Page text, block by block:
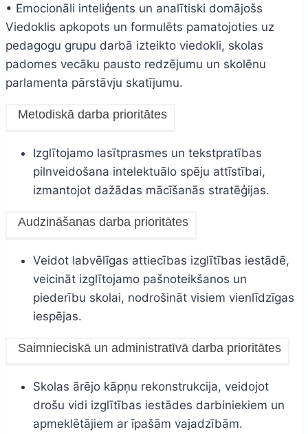
• Emocionāli inteliģents un analītiski domājošs
Viedoklis apkopots un formulēts pamatojoties uz
pedagogu grupu darbā izteikto viedokli, skolas
padomes vecāku pausto redzējumu un skolēnu
parlamenta pārstāvju skatījumu.
Metodiskā darba prioritātes
Izglītojamo lasītprasmes un tekstpratības
pilnveidošana intelektuālo spēju attīstībai,
izmantojot dažādas mācīšanās stratēģijas.
Audzināšanas darba prioritātes
Veidot labvēlīgas attiecības izglītības iestādē,
veicināt izglītojamo pašnoteikšanos un
piederību skolai, nodrošināt visiem vienlīdzīgas
iespējas.
Saimnieciskā un administratīvā darba prioritātes
Skolas ārējo kāpņu rekonstrukcija, veidojot
drošu vidi izglītības iestādes darbiniekiem un
apmeklētājiem ar īpašām vajadzībām.